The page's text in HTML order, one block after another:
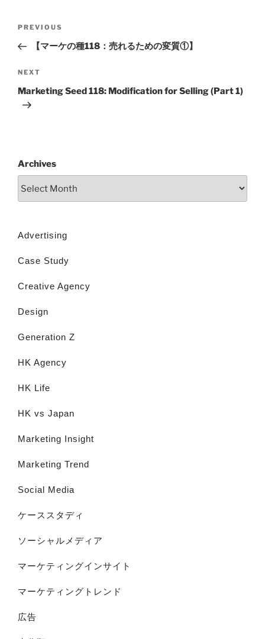
PREVIOUS
【マーケの種118：売れるための変質①】
NEXT
Marketing Seed 118: Modification for Selling (Part 1)
Archives
Advertising
Case Study
Creative Agency
Design
Generation Z
HK Agency
HK Life
HK vs Japan
Marketing Insight
Marketing Trend
Social Media
ケーススタディ
ソーシャルメディア
マーケティングインサイト
マーケティングトレンド
広告